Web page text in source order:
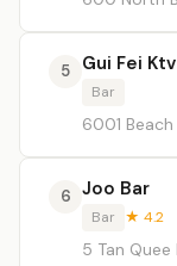
5 Gui Fei
Bar
6001
6 Joo Bar
Bar ★ 4.2
5 Tan